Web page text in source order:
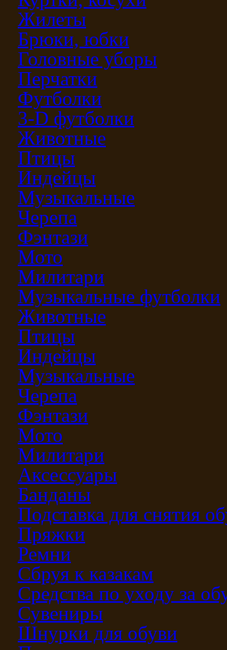
Жилеты
Брюки, юбки
Головные уборы
Перчатки
Футболки
3-D футболки
Животные
Птицы
Индейцы
Музыкальные
Черепа
Фэнтази
Мото
Милитари
Музыкальные футболки
Животные
Птицы
Индейцы
Музыкальные
Черепа
Фэнтази
Мото
Милитари
Аксессуары
Банданы
Подставка для снятия
Пряжки
Ремни
Сбруя к казакам
Средства по уходу за
Сувениры
Шнурки для обуви